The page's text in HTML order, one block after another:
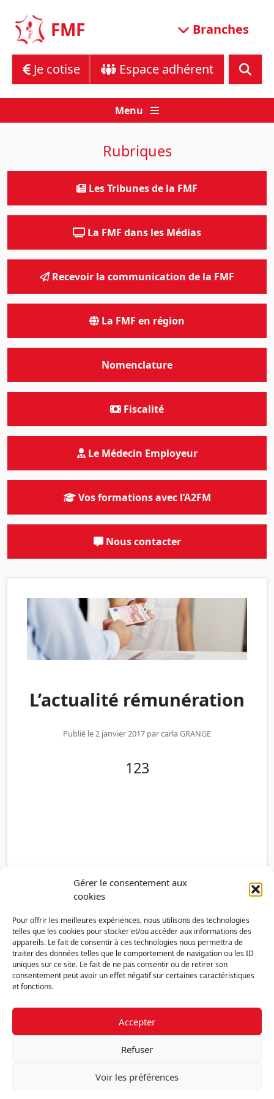
Gérer le consentement aux
cookies
Pour offrir les meilleures expériences, nous utilisons des technologies
telles que les cookies pour stocker et/ou accéder aux informations des
appareils. Le fait de consentir à ces technologies nous permettra de
traiter des données telles que le comportement de navigation ou les ID
uniques sur ce site. Le fait de ne pas consentir ou de retirer son
consentement peut avoir un effet négatif sur certaines caractéristiques
et fonctions.
Accepter
Refuser
Voir les préférences
content
FMF Branches
Je cotise Espace adhérent
Menu
L’actualité rémunération
Publié le 2 janvier 2017 parcarla GRANGE
123
Rubriques
Les Tribunes de la FMF
La FMF dans les Médias
Recevoir la communication de la FMF
La FMF en région
Nomenclature
Fiscalité
Le Médecin Employeur
Vos formations avec l’A2FM
Nous contacter
Politique de confidentialité
RGPD
Nous contacter